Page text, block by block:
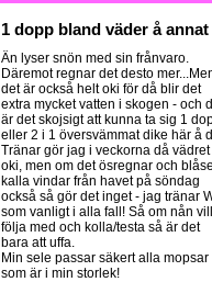
1 dopp bland väder å
Än lyser snön med sin frånvaro.
Däremot regnar det desto
det är också helt oki för då blir det
extra mycket vatten i skogen - och
är det skojsigt att kunna ta sig 1
eller 2 i 1 översvämmat dike här å
Tränar gör jag i veckorna då vädret
oki, men om det ösregnar och
kalla vindar från havet på söndag
också så gör det inget - jag tränar
som vanligt i alla fall! Så om nån vill
följa med och kolla/testa så är det
bara att uffa.
Min sele passar säkert alla mopsar
som är i min storlek!